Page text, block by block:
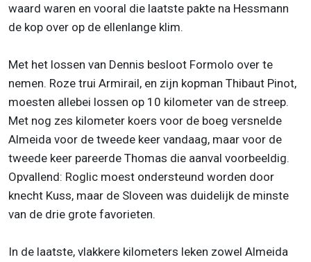
waard waren en vooral die laatste pakte na Hessmann
de kop over op de ellenlange klim.
Met het lossen van Dennis besloot Formolo over te
nemen. Roze trui Armirail, en zijn kopman Thibaut Pinot,
moesten allebei lossen op 10 kilometer van de streep.
Met nog zes kilometer koers voor de boeg versnelde
Almeida voor de tweede keer vandaag, maar voor de
tweede keer pareerde Thomas die aanval voorbeeldig.
Opvallend: Roglic moest ondersteund worden door
knecht Kuss, maar de Sloveen was duidelijk de minste
van de drie grote favorieten.
In de laatste, vlakkere kilometers leken zowel Almeida